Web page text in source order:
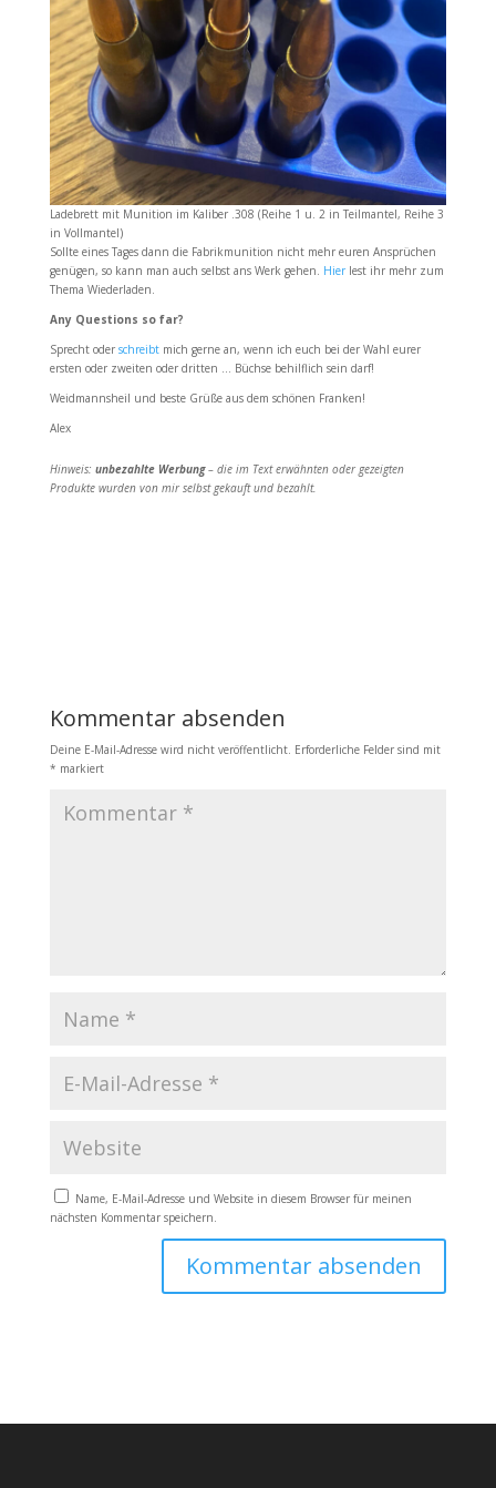
Ladebrett mit Munition im Kaliber .308 (Reihe 1 u. 2 in Teilmantel, Reihe 3
in Vollmantel)
Sollte eines Tages dann die Fabrikmunition nicht mehr euren Ansprüchen
genügen, so kann man auch selbst ans Werk gehen. Hierlest ihr mehr zum
Thema Wiederladen.
Any Questions so far?
Sprecht oder schreibt mich gerne an, wenn ich euch bei der Wahl eurer
ersten oder zweiten oder dritten … Büchse behilflich sein darf!
Weidmannsheil und beste Grüße aus dem schönen Franken!
Alex
Hinweis: unbezahlte Werbung– die im Text erwähnten oder gezeigten
Produkte wurden von mir selbst gekauft und bezahlt.
Kommentar absenden
Deine E-Mail-Adresse wird nicht veröffentlicht. Erforderliche Felder sind mit
* markiert
Name, E-Mail-Adresse und Website in diesem Browser für meinen
nächsten Kommentar speichern.